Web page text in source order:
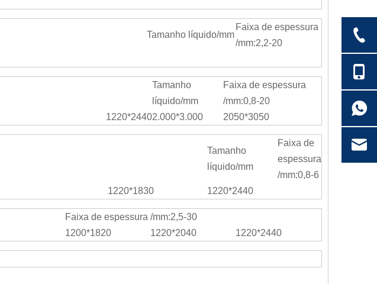
Tamanho líquido/mm
Faixa de espessura
/mm:2,2-20
Tamanho
líquido/mm
Faixa de espessura
/mm:0,8-20
1220*24402.000*3.000 2050*3050
Tamanho
líquido/mm
Faixa de
espessura
/mm:0,8-6
1220*1830 1220*2440
Faixa de espessura /mm:2,5-30
1200*1820 1220*2040 1220*2440